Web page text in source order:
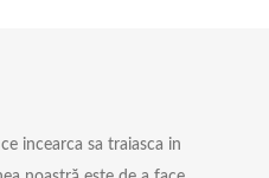
incearca sa traiasca in